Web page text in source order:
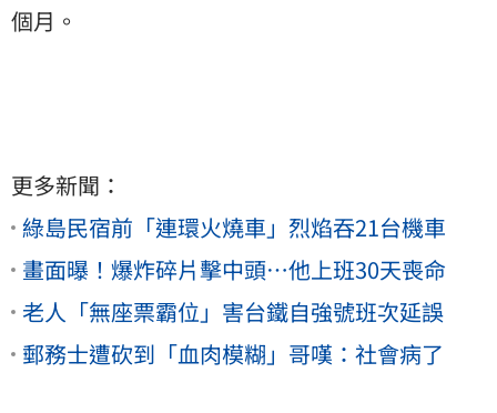
個月。
更多新聞：
綠島民宿前「連環火燒車」烈焰吞21台機車
畫面曝！爆炸碎片擊中頭…他上班30天喪命
老人「無座票霸位」害台鐵自強號班次延誤
郵務士遭砍到「血肉模糊」哥嘆：社會病了